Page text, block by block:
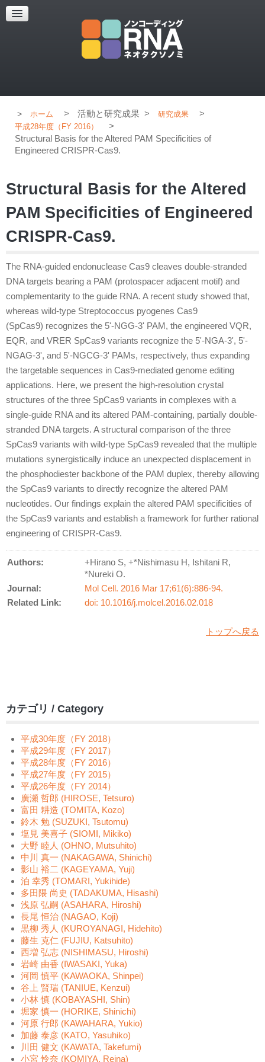
超解像顕微鏡
超解像顕微鏡の紹介
ホーム > 活動と研究成果 > 研究成果 >
平成28年度（FY 2016）
>
Structural Basis for the Altered PAM Specificities of
Engineered CRISPR-Cas9.
Structural Basis for the Altered
PAM Specificities of Engineered
CRISPR-Cas9.
The RNA-guided endonuclease Cas9 cleaves double-stranded
DNA targets bearing a PAM (protospacer adjacent motif) and
complementarity to the guide RNA. A recent study showed that,
whereas wild-type Streptococcus pyogenes Cas9
(SpCas9) recognizes the 5'-NGG-3' PAM, the engineered VQR,
EQR, and VRER SpCas9 variants recognize the 5'-NGA-3', 5'-
NGAG-3', and 5'-NGCG-3' PAMs, respectively, thus expanding
the targetable sequences in Cas9-mediated genome editing
applications. Here, we present the high-resolution crystal
structures of the three SpCas9 variants in complexes with a
single-guide RNA and its altered PAM-containing, partially double-
stranded DNA targets. A structural comparison of the three
SpCas9 variants with wild-type SpCas9 revealed that the multiple
mutations synergistically induce an unexpected displacement in
the phosphodiester backbone of the PAM duplex, thereby allowing
the SpCas9 variants to directly recognize the altered PAM
nucleotides. Our findings explain the altered PAM specificities of
the SpCas9 variants and establish a framework for further rational
engineering of CRISPR-Cas9.
Authors:
+Hirano S, +*Nishimasu H, Ishitani R,
*Nureki O.
Journal:
Mol Cell. 2016 Mar 17;61(6):886-94.
Related Link:
doi: 10.1016/j.molcel.2016.02.018
トップへ戻る
カテゴリ / Category
平成30年度（FY 2018）
平成29年度（FY 2017）
平成28年度（FY 2016）
平成27年度（FY 2015）
平成26年度（FY 2014）
廣瀬 哲郎 (HIROSE, Tetsuro)
富田 耕造 (TOMITA, Kozo)
鈴木 勉 (SUZUKI, Tsutomu)
塩見 美喜子 (SIOMI, Mikiko)
大野 睦人 (OHNO, Mutsuhito)
中川 真一 (NAKAGAWA, Shinichi)
影山 裕二 (KAGEYAMA, Yuji)
泊 幸秀 (TOMARI, Yukihide)
多田隈 尚史 (TADAKUMA, Hisashi)
浅原 弘嗣 (ASAHARA, Hiroshi)
長尾 恒治 (NAGAO, Koji)
黒柳 秀人 (KUROYANAGI, Hidehito)
藤生 克仁 (FUJIU, Katsuhito)
西増 弘志 (NISHIMASU, Hiroshi)
岩崎 由香 (IWASAKI, Yuka)
河岡 慎平 (KAWAOKA, Shinpei)
谷上 賢瑞 (TANIUE, Kenzui)
小林 慎 (KOBAYASHI, Shin)
堀家 慎一 (HORIKE, Shinichi)
河原 行郎 (KAWAHARA, Yukio)
加藤 泰彦 (KATO, Yasuhiko)
川田 健文 (KAWATA, Takefumi)
小宮 怜奈 (KOMIYA, Reina)